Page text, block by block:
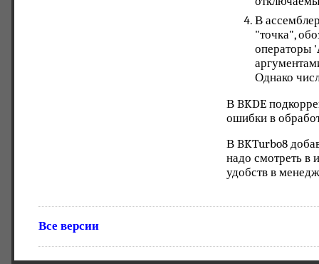
В
"точка",
операторы
Однако
В BKDE
ошибки в
В BKTurbo8
надо смотреть в
удобств в
Все версии